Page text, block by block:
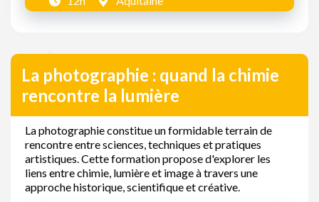
La photographie : quand la chimie
rencontre la lumière
La photographie constitue un formidable terrain de
rencontre entre sciences, techniques et pratiques
artistiques. Cette formation propose d'explorer les
liens entre chimie, lumière et image à travers une
approche historique, scientifique et créative.